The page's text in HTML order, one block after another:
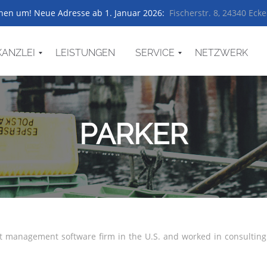
um! Neue Adresse ab 1. Januar 2026: Fischerstr. 8, 24340
LEISTUNGEN SERVICE NETZWERK
PARKER
management software firm in the U.S. and worked in